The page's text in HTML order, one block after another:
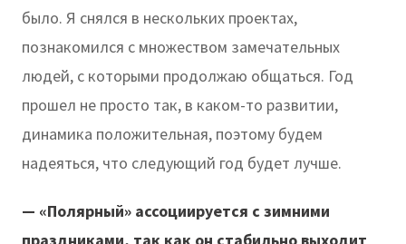
было. Я снялся в нескольких проектах,
познакомился с множеством замечательных
людей, с которыми продолжаю общаться. Год
прошел не просто так, в каком-то развитии,
динамика положительная, поэтому будем
надеяться, что следующий год будет лучше.
— «Полярный» ассоциируется с зимними